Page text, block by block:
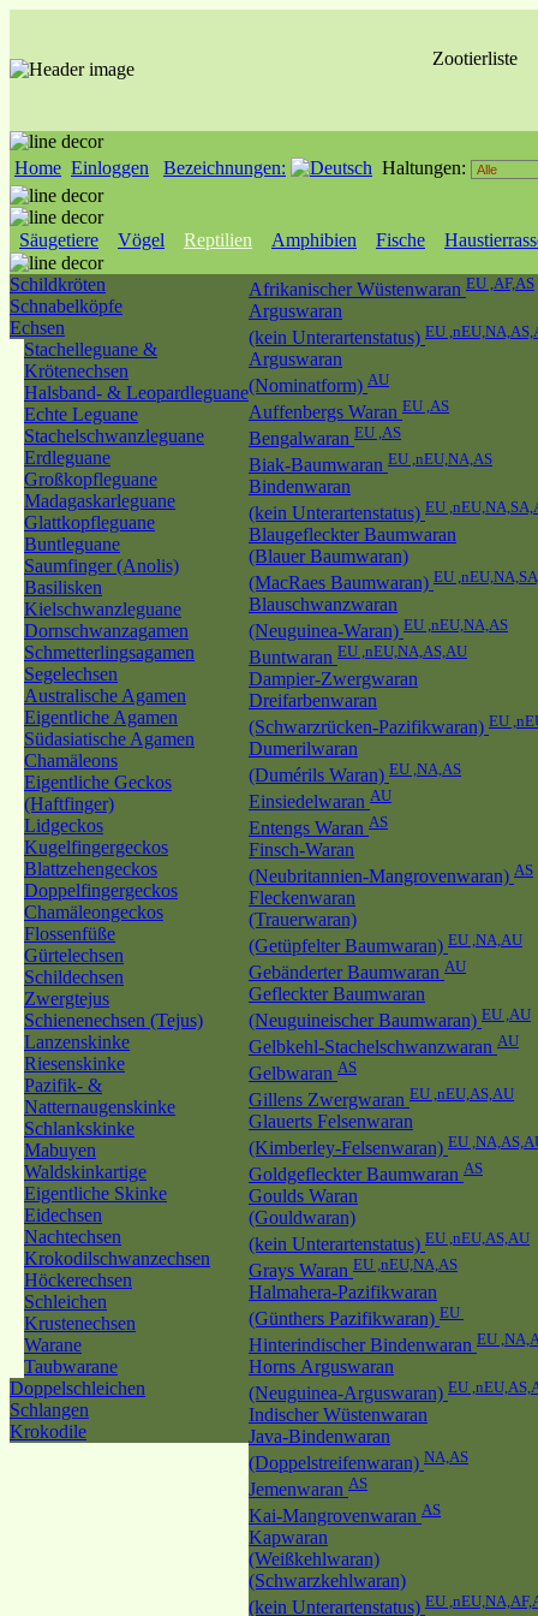
Zootierliste
Home Einloggen Bezeichnungen: Haltungen:
Säugetiere Vögel Reptilien Amphibien Fische
Schildkröten
Schnabelköpfe
Echsen
Stachelleguane &
Krötenechsen
Halsband- & Leopardleguane
Echte Leguane
Stachelschwanzleguane
Erdleguane
Großkopfleguane
Madagaskarleguane
Glattkopfleguane
Buntleguane
Saumfinger (Anolis)
Basilisken
Kielschwanzleguane
Dornschwanzagamen
Schmetterlingsagamen
Segelechsen
Australische Agamen
Eigentliche Agamen
Südasiatische Agamen
Chamäleons
Eigentliche Geckos
(Haftfinger)
Lidgeckos
Kugelfingergeckos
Blattzehengeckos
Doppelfingergeckos
Chamäleongeckos
Flossenfüße
Gürtelechsen
Schildechsen
Zwergtejus
Schienenechsen (Tejus)
Lanzenskinke
Riesenskinke
Pazifik- &
Natternaugenskinke
Schlankskinke
Mabuyen
Waldskinkartige
Eigentliche Skinke
Eidechsen
Nachtechsen
Krokodilschwanzechsen
Höckerechsen
Schleichen
Krustenechsen
Warane
Taubwarane
Doppelschleichen
Schlangen
Krokodile
Afrikanischer Wüstenwaran EU ,AF,AS
Arguswaran
(kein Unterartenstatus) EU
Arguswaran
(Nominatform) AU
Auffenbergs Waran EU ,AS
Bengalwaran EU ,AS
Biak-Baumwaran EU ,nEU,NA,AS
Bindenwaran
(kein Unterartenstatus) EU
Blaugefleckter Baumwaran
(Blauer Baumwaran)
(MacRaes Baumwaran) EU
Blauschwanzwaran
(Neuguinea-Waran) EU ,nEU,NA,AS
Buntwaran EU ,nEU,NA,AS,AU
Dampier-Zwergwaran
Dreifarbenwaran
(Schwarzrücken-Pazifikwaran) EU
Dumerilwaran
(Dumérils Waran) EU ,NA,AS
Einsiedelwaran AU
Entengs Waran AS
Finsch-Waran
(Neubritannien-Mangrovenwaran) AS
Fleckenwaran
(Trauerwaran)
(Getüpfelter Baumwaran) EU ,NA,AU
Gebänderter Baumwaran AU
Gefleckter Baumwaran
(Neuguineischer Baumwaran) EU ,AU
Gelbkehl-Stachelschwanzwaran AU
Gelbwaran AS
Gillens Zwergwaran EU ,nEU,AS,AU
Glauerts Felsenwaran
(Kimberley-Felsenwaran) EU
Goldgefleckter Baumwaran AS
Goulds Waran
(Gouldwaran)
(kein Unterartenstatus) EU ,nEU,AS,AU
Grays Waran EU ,nEU,NA,AS
Halmahera-Pazifikwaran
(Günthers Pazifikwaran) EU
Hinterindischer Bindenwaran EU
Horns Arguswaran
(Neuguinea-Arguswaran) EU
Indischer Wüstenwaran
Java-Bindenwaran
(Doppelstreifenwaran) NA,AS
Jemenwaran AS
Kai-Mangrovenwaran AS
Kapwaran
(Weißkehlwaran)
(Schwarzkehlwaran)
(kein Unterartenstatus) EU